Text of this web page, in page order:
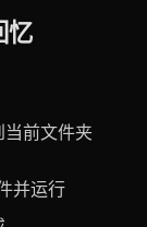
忆
当前文件夹
并运行